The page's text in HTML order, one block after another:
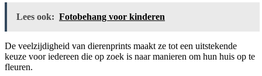
Lees ook: Fotobehang voor kinderen
De veelzijdigheid van dierenprints maakt ze tot een uitstekende
keuze voor iedereen die op zoek is naar manieren om hun huis op te
fleuren.